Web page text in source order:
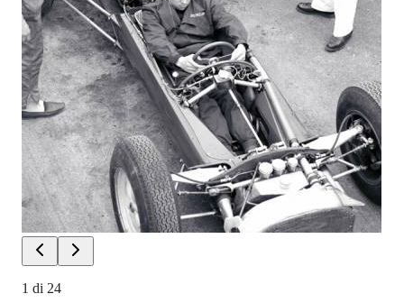
1 di 24